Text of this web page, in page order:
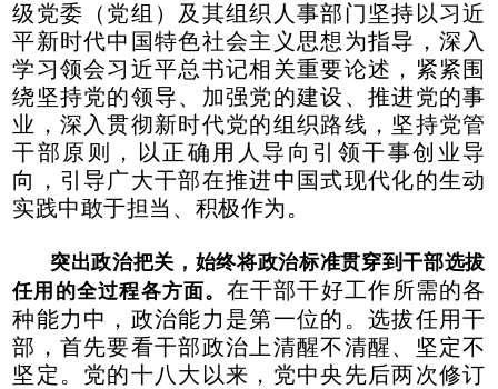
级党委（党组）及其组织人事部门坚持以习近
平新时代中国特色社会主义思想为指导，深入
学习领会习近平总书记相关重要论述，紧紧围
绕坚持党的领导、加强党的建设、推进党的事
业，深入贯彻新时代党的组织路线，坚持党管
干部原则，以正确用人导向引领干事创业导
向，引导广大干部在推进中国式现代化的生动
实践中敢于担当、积极作为。
突出政治把关，始终将政治标准贯穿到干部选拔
任用的全过程各方面。 在干部干好工作所需的各
种能力中，政治能力是第一位的。选拔任用干
部，首先要看干部政治上清醒不清醒、坚定不
坚定。党的十八大以来，党中央先后两次修订